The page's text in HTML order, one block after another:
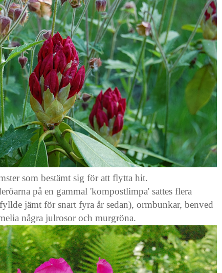
som bestämt sig för att flytta hit.
på en gammal 'kompostlimpa' sattes flera
jämt för snart fyra år sedan), ormbunkar, benved
några julrosor och murgröna.